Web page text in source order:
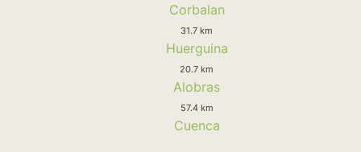
Corbalan
31.7 km
Huerguina
20.7 km
Alobras
57.4 km
Cuenca